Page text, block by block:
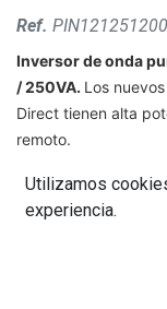
Ref. PIN121251200
Inversor de onda
/ 250VA. Los
Direct tienen alta
remoto.
Utilizamos
experiencia.